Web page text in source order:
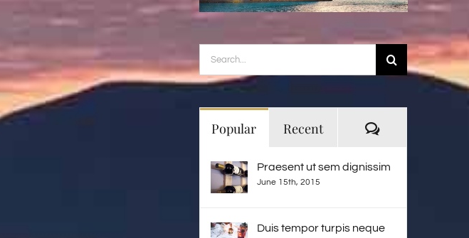
Search
for:
Popular Recent Comments
Praesent ut sem dignissim
June 15th, 2015
Duis tempor turpis neque